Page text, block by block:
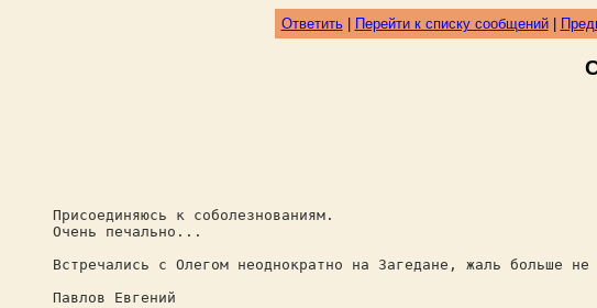
Ответить| Перейти к списку сообщений|
Присоединяюсь к соболезнованиям.
Очень печально...
Встречались с Олегом неоднократно на Загедане, жаль больше
Павлов Евгений